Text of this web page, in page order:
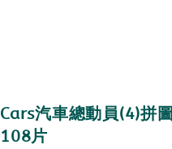
Cars汽車總動員(4)拼圖
108片